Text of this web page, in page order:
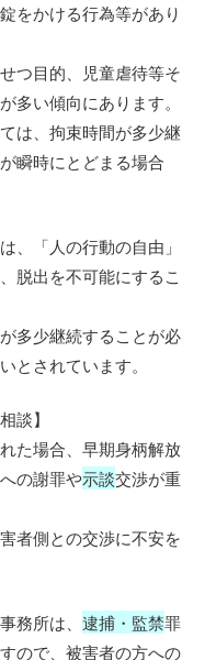
をかける行為等があり
つ目的、児童虐待等そ
多い傾向にあります。
は、拘束時間が多少継
瞬時にとどまる場合
、「人の行動の自由」
脱出を不可能にするこ
多少継続することが必
とされています。
談】
た場合、早期身柄解放
の謝罪や示談交渉が重
者側との交渉に不安を
務所は、逮捕・監禁罪
ので、被害者の方への